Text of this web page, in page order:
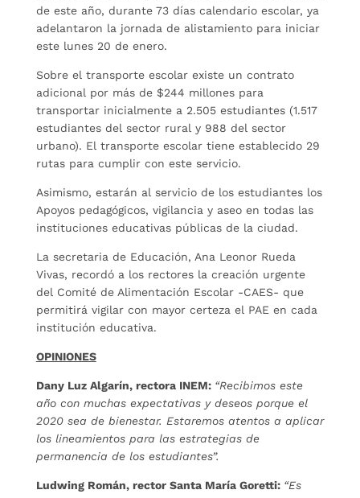
de este año, durante 73 días calendario escolar, ya
adelantaron la jornada de alistamiento para iniciar
este lunes 20 de enero.
Sobre el transporte escolar existe un contrato
adicional por más de $244 millones para
transportar inicialmente a 2.505 estudiantes (1.517
estudiantes del sector rural y 988 del sector
urbano). El transporte escolar tiene establecido 29
rutas para cumplir con este servicio.
Asimismo, estarán al servicio de los estudiantes los
Apoyos pedagógicos, vigilancia y aseo en todas las
instituciones educativas públicas de la ciudad.
La secretaria de Educación, Ana Leonor Rueda
Vivas, recordó a los rectores la creación urgente
del Comité de Alimentación Escolar -CAES- que
permitirá vigilar con mayor certeza el PAE en cada
institución educativa.
OPINIONES
Dany Luz Algarín, rectora INEM: “Recibimos este
año con muchas expectativas y deseos porque el
2020 sea de bienestar. Estaremos atentos a aplicar
los lineamientos para las estrategias de
permanencia de los estudiantes”.
Ludwing Román, rector Santa María Goretti: “Es